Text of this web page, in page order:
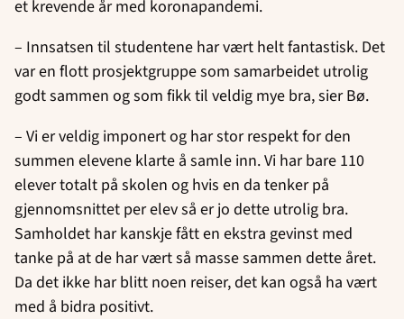
et krevende år med koronapandemi.
– Innsatsen til studentene har vært helt fantastisk. Det
var en flott prosjektgruppe som samarbeidet utrolig
godt sammen og som fikk til veldig mye bra, sier Bø.
– Vi er veldig imponert og har stor respekt for den
summen elevene klarte å samle inn. Vi har bare 110
elever totalt på skolen og hvis en da tenker på
gjennomsnittet per elev så er jo dette utrolig bra.
Samholdet har kanskje fått en ekstra gevinst med
tanke på at de har vært så masse sammen dette året.
Da det ikke har blitt noen reiser, det kan også ha vært
med å bidra positivt.